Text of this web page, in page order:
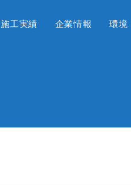
施工実績 企業情報 環境